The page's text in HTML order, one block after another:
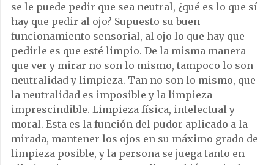
se le puede pedir que sea neutral, ¿qué es lo que sí
hay que pedir al ojo? Supuesto su buen
funcionamiento sensorial, al ojo lo que hay que
pedirle es que esté limpio. De la misma manera
que ver y mirar no son lo mismo, tampoco lo son
neutralidad y limpieza. Tan no son lo mismo, que
la neutralidad es imposible y la limpieza
imprescindible. Limpieza física, intelectual y
moral. Esta es la función del pudor aplicado a la
mirada, mantener los ojos en su máximo grado de
limpieza posible, y la persona se juega tanto en